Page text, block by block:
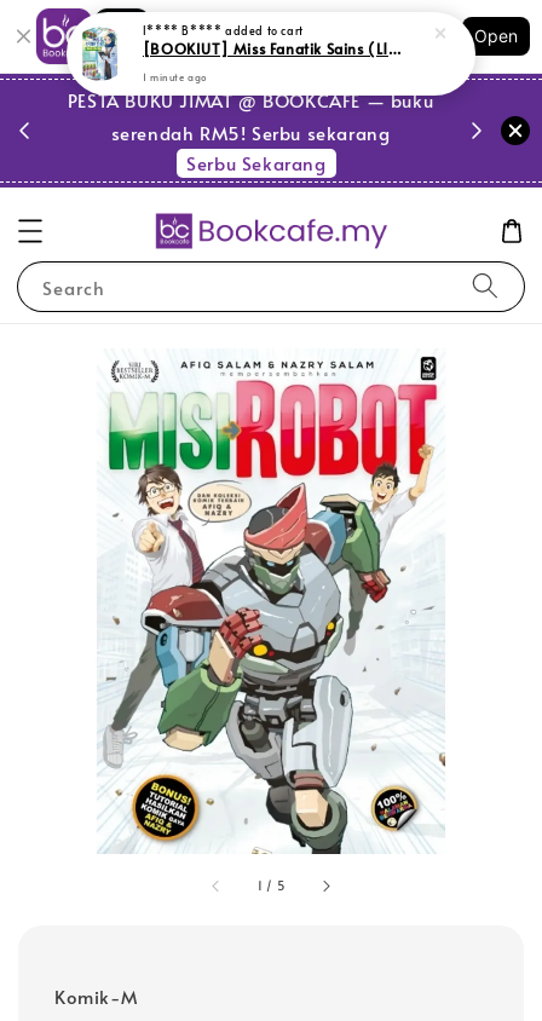
Shopping: Track Your Order
Your Trusted Shops
Open
PESTA BUKU JIMAT @ BOOKCAFE — buku
serendah RM5! Serbu sekarang
Serbu Sekarang
Search
1 / 5
Komik-M
I**** B**** added to cart
[BOOKIUT] Miss Fanatik Sains (L151, Y12,PSR1,PSR1)
1 minute ago